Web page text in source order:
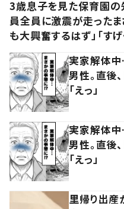
3歳息子を見た保育園の
員全員に激震が走った
も大興奮するはず」「すげ
実家解体
男性。直後
「えっ」
実家解体
男性。直後
「えっ」
里帰り出産